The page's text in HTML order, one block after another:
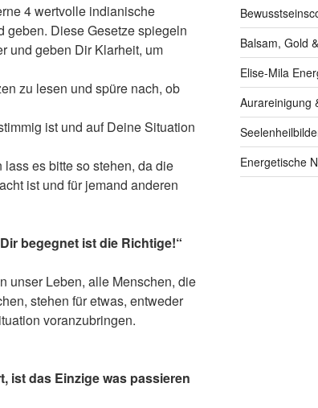
4 wertvolle indianische
geben. Diese Gesetze spiegeln
und geben Dir Klarheit, um
zu lesen und spüre nach, ob
ist und auf Deine Situation
es bitte so stehen, da die
ist und für jemand anderen
begegnet ist die Richtige!“
unser Leben, alle Menschen, die
stehen für etwas, entweder
voranzubringen.
ist das Einzige was passieren
Balsam, Gold
Elise-Mila
Aurareinigung
Energetische